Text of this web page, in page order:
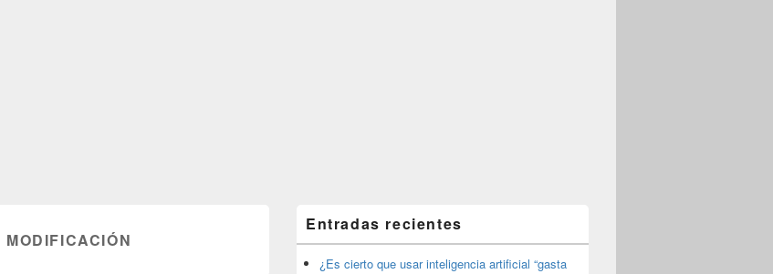
MODIFICACIÓN
área
de
widget
Entradas recientes
¿Es cierto que usar inteligencia artificial “gasta